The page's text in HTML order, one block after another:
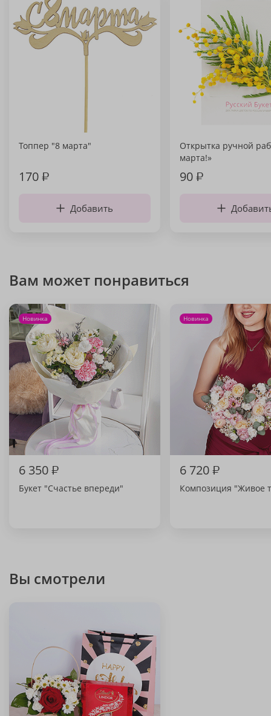
Топпер "8 марта"
170₽
Добавить
Открытка ручной
марта!»
90₽
Вам может понравиться
Новинка
6 350₽
Букет "Счастье впереди"
Новинка
6 720₽
Композиция "Живое
Вы смотрели